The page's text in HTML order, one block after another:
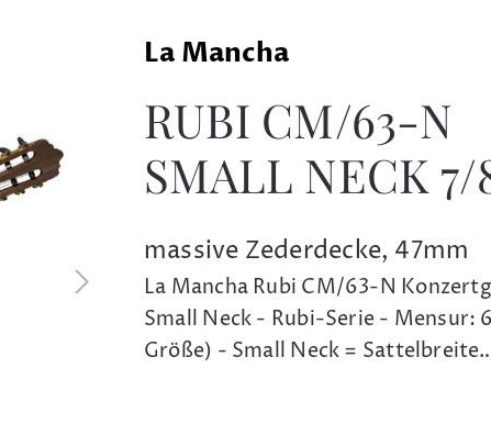
La Mancha
RUBI CM/63-N
SMALL NECK 7/
massive Zederdecke, 47mm
La Mancha Rubi CM/63-N
Small Neck - Rubi-Serie - Mensur:
Größe) - Small Neck =